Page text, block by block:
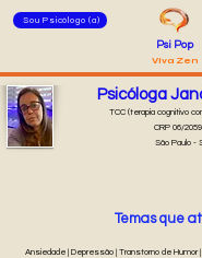
Sou Psicólogo (a)
Psi Pop
Viva Zen
Psicóloga
CRP 06/
São Paulo -
TCC (terapia cognitivo
Temas que
Ansiedade | Depressão | Transtorno de Humor